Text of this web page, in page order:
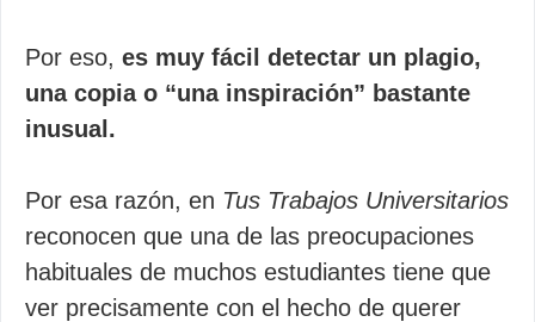
Por eso, es muy fácil detectar un plagio,
una copia o “una inspiración” bastante
inusual.
Por esa razón, en Tus Trabajos Universitarios
reconocen que una de las preocupaciones
habituales de muchos estudiantes tiene que
ver precisamente con el hecho de querer